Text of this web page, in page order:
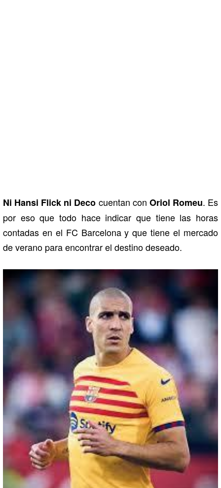
Ni Hansi Flick ni Deco cuentan con Oriol Romeu. Es
por eso que todo hace indicar que tiene las horas
contadas en el FC Barcelona y que tiene el mercado
de verano para encontrar el destino deseado.